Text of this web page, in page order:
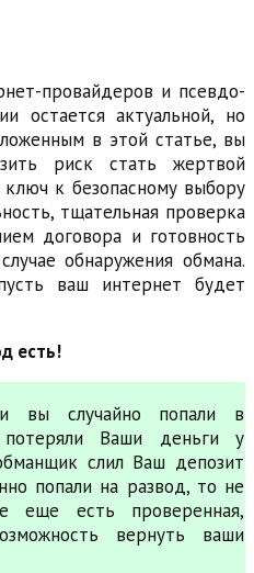
провайдеров и псевдо-
остается актуальной, но
в этой статье, вы
риск стать жертвой
к безопасному выбору
тщательная проверка
договора и готовность
обнаружения обмана.
ваш интернет будет
есть!
вы случайно попали в
Ваши деньги у
слил Ваш депозит
попали на развод, то не
еще есть проверенная,
вернуть ваши